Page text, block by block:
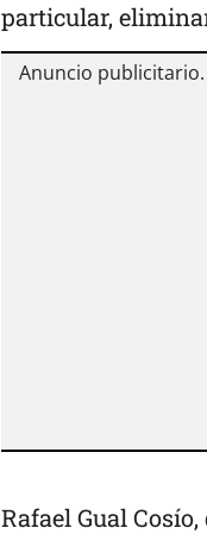
particular,
Rafael Gual